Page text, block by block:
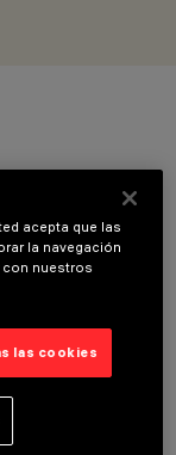
acepta que las
la navegación
nuestros
las cookies